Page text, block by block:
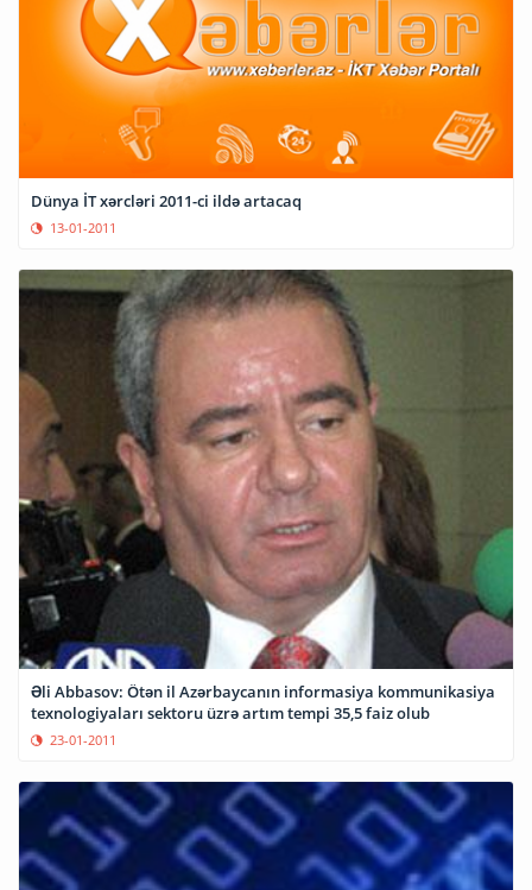
Dünya İT xərcləri 2011-ci ildə artacaq
13-01-2011
Əli Abbasov: Ötən il Azərbaycanın informasiya kommunikasiya
texnologiyaları sektoru üzrə artım tempi 35,5 faiz olub
23-01-2011